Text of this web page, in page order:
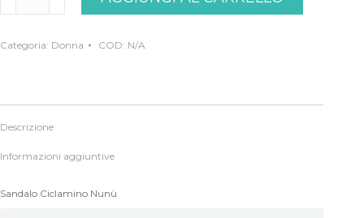
Categoria: Donna COD: N/A
Descrizione
Informazioni aggiuntive
Sandalo Ciclamino Nunù